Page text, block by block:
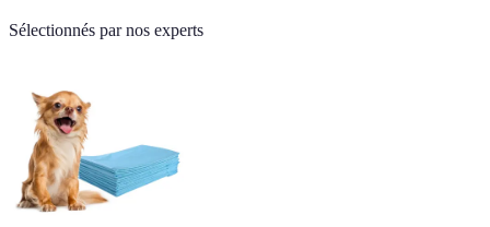
Sélectionnés par nos experts